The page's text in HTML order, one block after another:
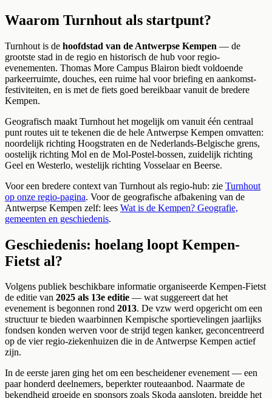
Waarom Turnhout als startpunt?
Turnhout is de hoofdstad van de Antwerpse Kempen — de
grootste stad in de regio en historisch de hub voor regio-
evenementen. Thomas More Campus Blairon biedt voldoende
parkeerruimte, douches, een ruime hal voor briefing en aankomst-
festiviteiten, en is met de fiets goed bereikbaar vanuit de bredere
Kempen.
Geografisch maakt Turnhout het mogelijk om vanuit één centraal
punt routes uit te tekenen die de hele Antwerpse Kempen omvatten:
noordelijk richting Hoogstraten en de Nederlands-Belgische grens,
oostelijk richting Mol en de Mol-Postel-bossen, zuidelijk richting
Geel en Westerlo, westelijk richting Vosselaar en Beerse.
Voor een bredere context van Turnhout als regio-hub: zie Turnhout
op onze regio-pagina. Voor de geografische afbakening van de
Antwerpse Kempen zelf: lees Wat is de Kempen? Geografie,
gemeenten en geschiedenis.
Geschiedenis: hoelang loopt Kempen-
Fietst al?
Volgens publiek beschikbare informatie organiseerde Kempen-Fietst
de editie van 2025 als 13e editie — wat suggereert dat het
evenement is begonnen rond 2013. De vzw werd opgericht om een
structuur te bieden waarbinnen Kempische sportievelingen jaarlijks
fondsen konden werven voor de strijd tegen kanker, geconcentreerd
op de vier regio-ziekenhuizen die in de Antwerpse Kempen actief
zijn.
In de eerste jaren ging het om een bescheidener evenement — een
paar honderd deelnemers, beperkter routeaanbod. Naarmate de
bekendheid groeide en sponsors zoals Skoda aansloten, breidde het